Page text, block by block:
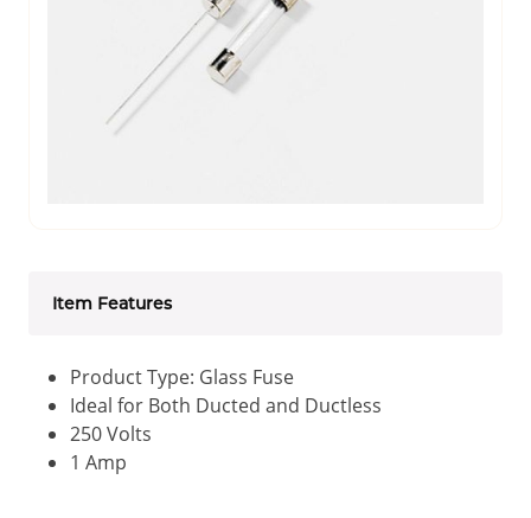
Item Features
Product Type: Glass Fuse
Ideal for Both Ducted and Ductless
250 Volts
1 Amp